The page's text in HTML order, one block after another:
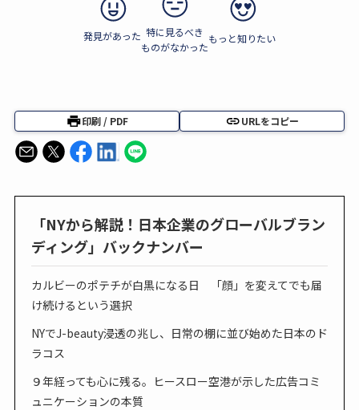
発見があった 特に見るべき
ものがなかった
もっと知りたい
印刷 / PDF URLをコピー
「NYから解説！日本企業のグローバルブラン
ディング」バックナンバー
カルビーのポテチが白黒になる日 「顔」を変えてでも届
け続けるという選択
NYでJ-beauty浸透の兆し、日常の棚に並び始めた日本のド
ラコス
９年経っても心に残る。ヒースロー空港が示した広告コミ
ュニケーションの本質